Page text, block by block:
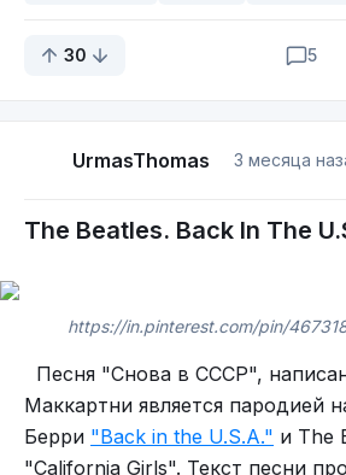
Абрахам-Луи Перреле до
Сразу после взлета Ди Би
проявлениям внимания,
С этими словами он показал
На клочке бумаги было
«У меня бомба в портфеле. Я
необходимости. Садитесь
30 5
UrmasThomas 3 месяца
The Beatles. Back In The
https://in.pinterest.com/pin/
Песня "Снова в СССР",
Маккартни является пародией
Берри "Back in the U.S.A." и The
"California Girls". Текст песни